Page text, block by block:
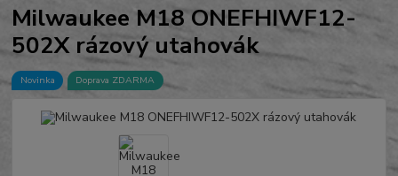
Milwaukee M18 ONEFHIWF12-
502X rázový utahovák
Novinka Doprava ZDARMA